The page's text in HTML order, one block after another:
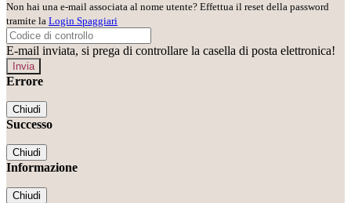
Non hai una e-mail associata al nome utente? Effettua il reset della password
tramite la Login Spaggiari
E-mail inviata, si prega di controllare la casella di posta elettronica!
Errore
Chiudi
Successo
Chiudi
Informazione
Chiudi